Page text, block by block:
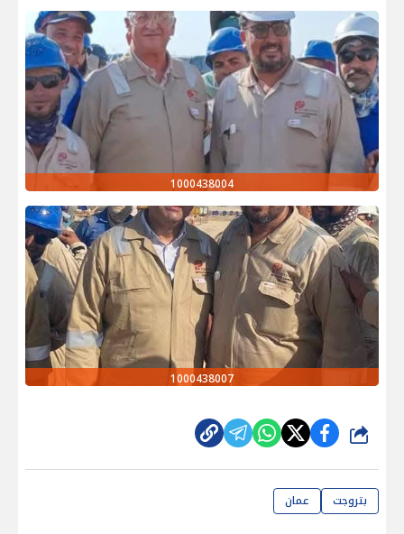
1000438004
1000438007
شارك
بتروجت عمان